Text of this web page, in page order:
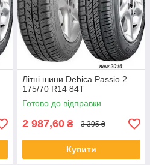
Літні шини Debica Passio 2
175/70 R14 84T
Готово до відправки
2 987,60 ₴ 3 395 ₴
Купити